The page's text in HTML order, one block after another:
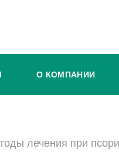
О КОМПАНИИ
лечения при